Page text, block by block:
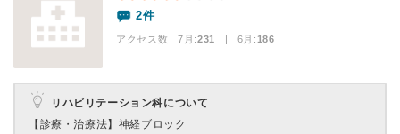
2件
アクセス数 7月:231 | 6月:186
リハビリテーション科について
【診療・治療法】 神経ブロック